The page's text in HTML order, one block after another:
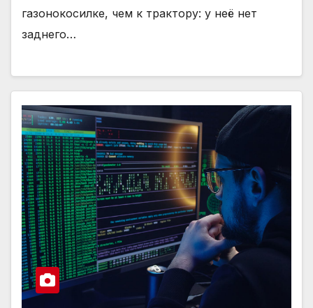
газонокосилке, чем к трактору: у неё нет
заднего…